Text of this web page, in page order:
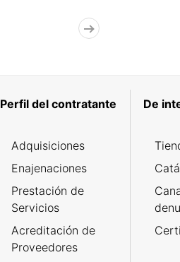
Perfil del contratante
Adquisiciones
Enajenaciones
Prestación de
Servicios
Acreditación de
Proveedores
De